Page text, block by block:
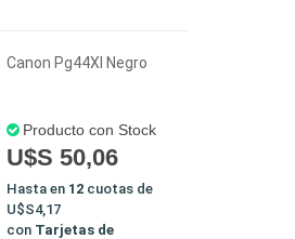
Canon Pg44Xl Negro
Producto con Stock
U$S 50,06
Hasta en 12 cuotas de
U$S4,17
con Tarjetas de